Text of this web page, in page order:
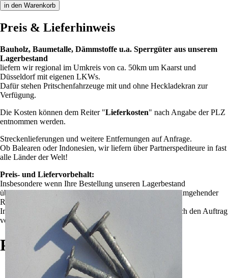
in den Warenkorb
Preis & Lieferhinweis
Bauholz, Baumetalle, Dämmstoffe u.a. Sperrgüter aus unserem
Lagerbestand
liefern wir regional im Umkreis von ca. 50km um Kaarst und
Düsseldorf mit eigenen LKWs.
Dafür stehen Pritschenfahrzeuge mit und ohne Heckladekran zur
Verfügung.
Die Kosten können dem Reiter "Lieferkosten" nach Angabe der PLZ
entnommen werden.
Streckenlieferungen und weitere Entfernungen auf Anfrage.
Ob Balearen oder Indonesien, wir liefern über Partnerspediteure in fast
alle Länder der Welt!
Preis- und Liefervorbehalt:
Insbesondere wenn Ihre Bestellung unseren Lagerbestand
überschreitet, behalten wir uns den Vertragsrücktritt bei umgehender
Rücküberweisung gezahlter Beträge vor.
Im Zweifel können Sie "auf Rechnung" bestellen und sich den Auftrag
vor der Zahlung telefonisch bestätigen lassen.
Passende Produkte
Päffgen (Handelsware) Schieferstifte